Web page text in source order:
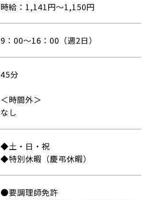
時給：1,141円～1,150円
9：00～16：00（週2日）
45分
＜時間外＞
なし
◆土・日・祝
◆特別休暇（慶弔休暇）
●要調理師免許